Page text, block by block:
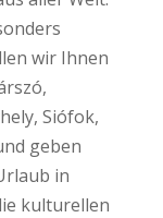
wir Ihnen
Siófok,
geben
in
kulturellen